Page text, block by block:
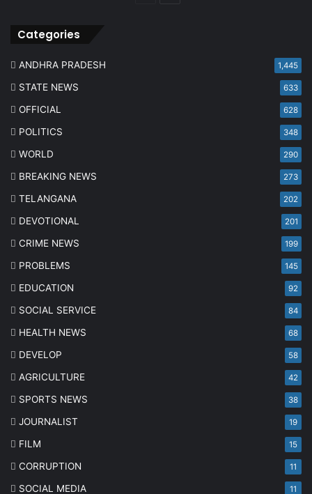
Categories
ANDHRA PRADESH 1,445
STATE NEWS 633
OFFICIAL 628
POLITICS 348
WORLD 290
BREAKING NEWS 273
TELANGANA 202
DEVOTIONAL 201
CRIME NEWS 199
PROBLEMS 145
EDUCATION 92
SOCIAL SERVICE 84
HEALTH NEWS 68
DEVELOP 58
AGRICULTURE 42
SPORTS NEWS 38
JOURNALIST 19
FILM 15
CORRUPTION 11
SOCIAL MEDIA 11